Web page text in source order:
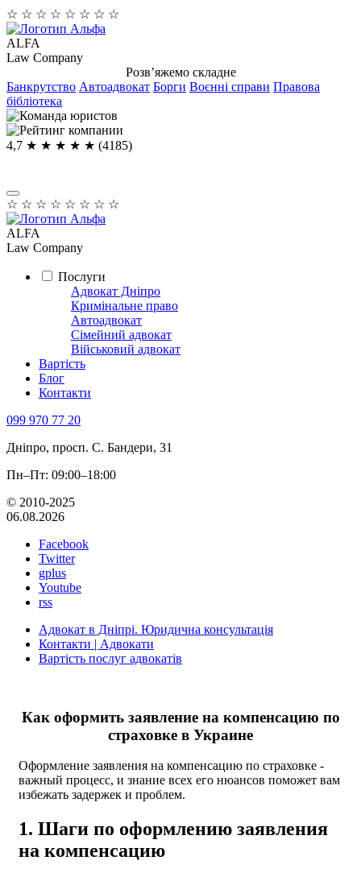
☆ ☆ ☆ ☆ ☆ ☆ ☆ ☆
ALFA
Law Company
Розв’яжемо складне
Банкрутство Автоадвокат Борги Воєнні справи Правова
бібліотека
4,7 ★ ★ ★ ★ ★ (4185)
☆ ☆ ☆ ☆ ☆ ☆ ☆ ☆
ALFA
Law Company
Послуги
Адвокат Дніпро
Кримінальне право
Автоадвокат
Сімейний адвокат
Військовий адвокат
Вартість
Блог
Контакти
099 970 77 20
Дніпро, просп. С. Бандери, 31
Пн–Пт: 09:00–18:00
© 2010-2025
06.08.2026
Facebook
Twitter
gplus
Youtube
rss
Адвокат в Дніпрі. Юридична консультація
Контакти | Адвокати
Вартість послуг адвокатів
Как оформить заявление на компенсацию по
страховке в Украине
Оформление заявления на компенсацию по страховке -
важный процесс, и знание всех его нюансов поможет вам
избежать задержек и проблем.
1. Шаги по оформлению заявления
на компенсацию